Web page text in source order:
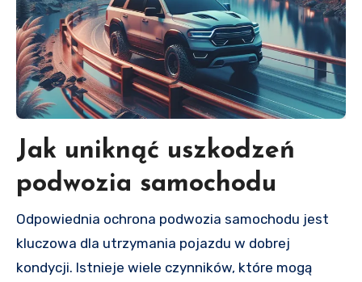
Jak uniknąć uszkodzeń
podwozia samochodu
Odpowiednia ochrona podwozia samochodu jest
kluczowa dla utrzymania pojazdu w dobrej
kondycji. Istnieje wiele czynników, które mogą